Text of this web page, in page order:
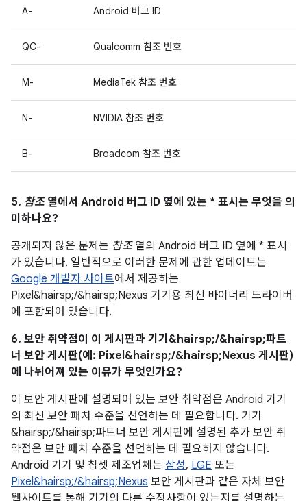
A- Android 버그 ID
QC- Qualcomm 참조 번호
M- MediaTek 참조 번호
N- NVIDIA 참조 번호
B- Broadcom 참조 번호
5. 참조열에서 Android 버그 ID 옆에 있는 * 표시는 무엇을 의
미하나요?
공개되지 않은 문제는 참조열의 Android 버그 ID 옆에 * 표시
가 있습니다. 일반적으로 이러한 문제에 관한 업데이트는
Google 개발자 사이트에서 제공하는
Pixel&hairsp;/&hairsp;Nexus 기기용 최신 바이너리 드라이버
에 포함되어 있습니다.
6. 보안 취약점이 이 게시판과 기기&hairsp;/&hairsp;파트
너 보안 게시판(예: Pixel&hairsp;/&hairsp;Nexus 게시판)
에 나뉘어져 있는 이유가 무엇인가요?
이 보안 게시판에 설명되어 있는 보안 취약점은 Android 기기
의 최신 보안 패치 수준을 선언하는 데 필요합니다. 기기
&hairsp;/&hairsp;파트너 보안 게시판에 설명된 추가 보안 취
약점은 보안 패치 수준을 선언하는 데 필요하지 않습니다.
Android 기기 및 칩셋 제조업체는 삼성, LGE 또는
Pixel&hairsp;/&hairsp;Nexus 보안 게시판과 같은 자체 보안
웹사이트를 통해 기기의 다른 수정사항이 있는지를 설명하는